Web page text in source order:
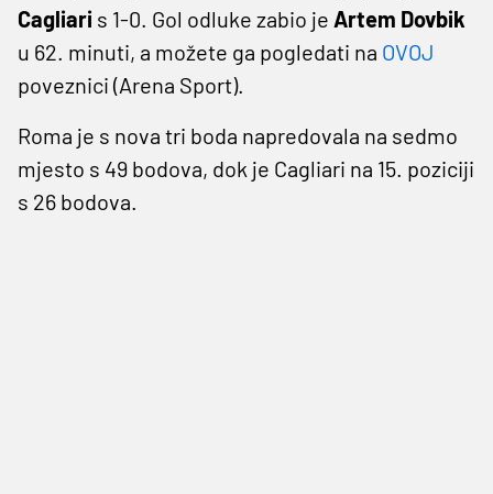
Cagliari s 1-0. Gol odluke zabio je Artem Dovbik
u 62. minuti, a možete ga pogledati na OVOJ
poveznici (Arena Sport).
Roma je s nova tri boda napredovala na sedmo
mjesto s 49 bodova, dok je Cagliari na 15. poziciji
s 26 bodova.